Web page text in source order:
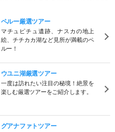
ペルー厳選ツアー
マチュピチュ遺跡、ナスカの地上
絵、チチカカ湖など見所が満載のペ
ルー！
ウユニ湖厳選ツアー
一度は訪れたい注目の秘境！絶景を
楽しむ厳選ツアーをご紹介します。
グアナファトツアー